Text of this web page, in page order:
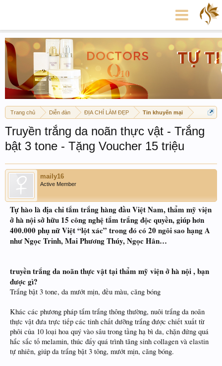
Trang chủ Diễn đàn ĐỊA CHỈ LÀM ĐẸP Tin khuyến mại
Truyền trắng da noãn thực vật - Trắng
bật 3 tone - Tặng Voucher 15 triệu
maily16
Active Member
Tự hào là địa chỉ tắm trắng hàng đầu Việt Nam, thẩm mỹ viện
ở hà nội sở hữu 15 công nghệ tắm trắng độc quyền, giúp hơn
400.000 phụ nữ Việt “lột xác” trong đó có 20 ngôi sao hạng A
như Ngọc Trinh, Mai Phương Thúy, Ngọc Hân…
truyền trắng da noãn thực vật tại thẩm mỹ viện ở hà nội , bạn
được gì?
Trắng bật 3 tone, da mướt mịn, đều màu, căng bóng
Khác các phương pháp tắm trắng thông thường, nuôi trắng da noãn
thực vật đưa trực tiếp các tinh chất dưỡng trắng được chiết xuất từ
phôi của 10 loại hoa quý vào sâu trong tầng hạ bì da, chặn đứng quá
hắc sắc tố melamin, thúc đẩy quá trình tăng sinh collagen và elastin
tự nhiên, giúp da trắng bật 3 tông, mướt mịn, căng bóng.